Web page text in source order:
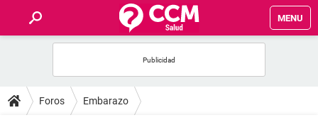
MENU
FOROS
Foros Embarazo